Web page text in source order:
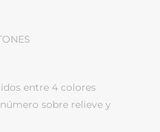
entre 4 colores
sobre relieve y